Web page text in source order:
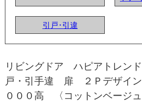
引戸･引違
リビングドア ハピアトレン
戸・引手違 扉 ２Ｐデザイ
０００高 〈コットンベー